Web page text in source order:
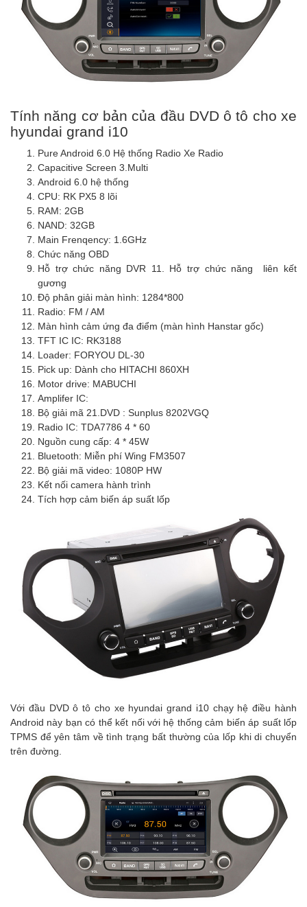
Tính năng cơ bản của đầu DVD ô tô cho xe
hyundai grand i10
Pure Android 6.0 Hệ thống Radio Xe Radio
Capacitive Screen 3.Multi
Android 6.0 hệ thống
CPU: RK PX5 8 lõi
RAM: 2GB
NAND: 32GB
Main Frenqency: 1.6GHz
Chức năng OBD
Hỗ trợ chức năng DVR 11. Hỗ trợ chức năng liên kết
gương
Độ phân giải màn hình: 1284*800
Radio: FM / AM
Màn hình cảm ứng đa điểm (màn hình Hanstar gốc)
TFT IC IC: RK3188
Loader: FORYOU DL-30
Pick up: Dành cho HITACHI 860XH
Motor drive: MABUCHI
Amplifer IC:
Bộ giải mã 21.DVD : Sunplus 8202VGQ
Radio IC: TDA7786 4 * 60
Nguồn cung cấp: 4 * 45W
Bluetooth: Miễn phí Wing FM3507
Bộ giải mã video: 1080P HW
Kết nối camera hành trình
Tích hợp cảm biến áp suất lốp
Với đầu DVD ô tô cho xe hyundai grand i10 chạy hệ điều hành
Android này bạn có thể kết nối với hệ thống cảm biến áp suất lốp
TPMS để yên tâm về tình trạng bất thường của lốp khi di chuyển
trên đường.